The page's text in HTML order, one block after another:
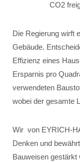
CO2
Die Regierung wirft
Gebäude.
Effizienz eines
Ersparnis pro
verwendeten
wobei der gesamte
Wir von EYRICH-
Denken und
Bauweisen gestärkt